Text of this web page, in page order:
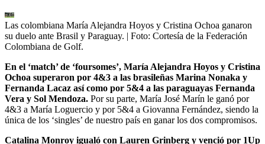
Las colombiana María Alejandra Hoyos y Cristina Ochoa ganaron
su duelo ante Brasil y Paraguay. | Foto: Cortesía de la Federación
Colombiana de Golf.
En el ‘match’ de ‘foursomes’, María Alejandra Hoyos y Cristina
Ochoa superaron por 4&3 a las brasileñas Marina Nonaka y
Fernanda Lacaz así como por 5&4 a las paraguayas Fernanda
Vera y Sol Mendoza. Por su parte, María José Marín le ganó por
4&3 a María Loguercio y por 5&4 a Giovanna Fernández, siendo la
única de los ‘singles’ de nuestro país en ganar los dos compromisos.
Catalina Monroy igualó con Lauren Grinberg y venció por 1Up